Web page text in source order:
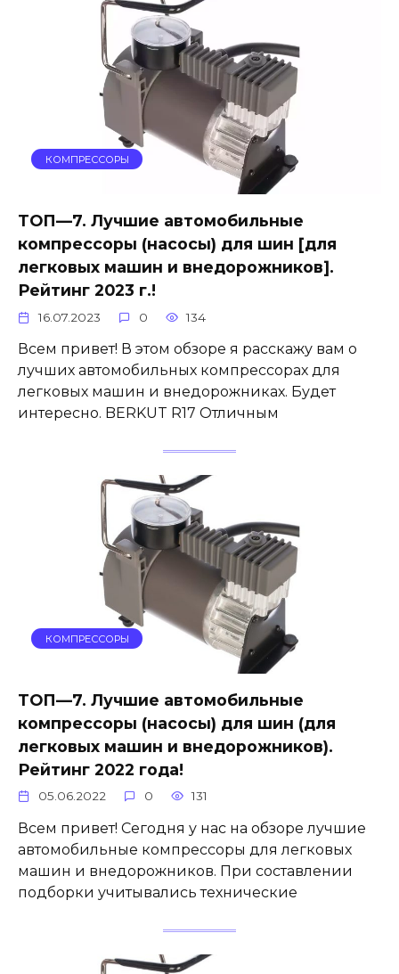
КОМПРЕССОРЫ
ТОП—7. Лучшие автомобильные
компрессоры (насосы) для шин [для
легковых машин и внедорожников].
Рейтинг 2023 г.!
16.07.2023 0 134
Всем привет! В этом обзоре я расскажу вам о
лучших автомобильных компрессорах для
легковых машин и внедорожниках. Будет
интересно. BERKUT R17 Отличным
КОМПРЕССОРЫ
ТОП—7. Лучшие автомобильные
компрессоры (насосы) для шин (для
легковых машин и внедорожников).
Рейтинг 2022 года!
05.06.2022 0 131
Всем привет! Сегодня у нас на обзоре лучшие
автомобильные компрессоры для легковых
машин и внедорожников. При составлении
подборки учитывались технические